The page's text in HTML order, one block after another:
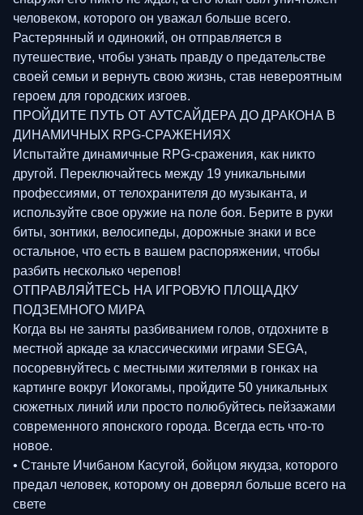
человеком, которого он уважал больше всего.
Растерянный и одинокий, он отправляется в
путешествие, чтобы узнать правду о предательстве
своей семьи и вернуть свою жизнь, став невероятным
героем для городских изгоев.
ПРОЙДИТЕ ПУТЬ ОТ АУТСАЙДЕРА ДО ДРАКОНА В
ДИНАМИЧНЫХ RPG-СРАЖЕНИЯХ
Испытайте динамичные RPG-сражения, как никто
другой. Переключайтесь между 19 уникальными
профессиями, от телохранителя до музыканта, и
используйте свое оружие на поле боя. Берите в руки
биты, зонтики, велосипеды, дорожные знаки и все
остальное, что есть в вашем распоряжении, чтобы
разбить несколько черепов!
ОТПРАВЛЯЙТЕСЬ НА ИГРОВУЮ ПЛОЩАДКУ
ПОДЗЕМНОГО МИРА
Когда вы не заняты разбиванием голов, отдохните в
местной аркаде за классическими играми SEGA,
посоревнуйтесь с местными жителями в гонках на
картинге вокруг Иокогамы, пройдите 50 уникальных
сюжетных линий или просто полюбуйтесь пейзажами
современного японского города. Всегда есть что-то
новое.
• Станьте Ичибаном Касугой, бойцом якудза, которого
предал человек, которому он доверял больше всего на
свете